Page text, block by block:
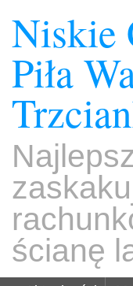
Niskie
Piła
ścianę